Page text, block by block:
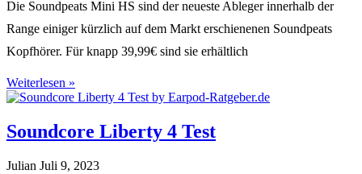
Die Soundpeats Mini HS sind der neueste Ableger innerhalb der
Range einiger kürzlich auf dem Markt erschienenen Soundpeats
Kopfhörer. Für knapp 39,99€ sind sie erhältlich
Weiterlesen »
Soundcore Liberty 4 Test
Julian Juli 9, 2023